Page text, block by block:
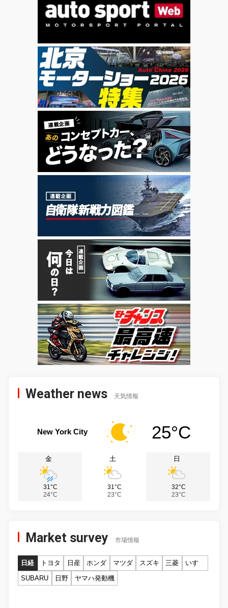
Weather news 天気情報
New York City 25°C
金
31°C
24°C
土
31°C
23°C
日
32°C
23°C
Market survey 市場情報
日経 トヨタ 日産 ホンダ マツダ スズキ 三菱
いすゞ
SUBARU
日野 ヤマハ発動機